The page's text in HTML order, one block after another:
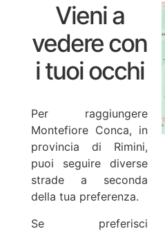
Vieni a
vedere con
i tuoi occhi
Per raggiungere
Montefiore Conca, in
provincia di Rimini,
puoi seguire diverse
strade a seconda
della tua preferenza.
Se preferisci